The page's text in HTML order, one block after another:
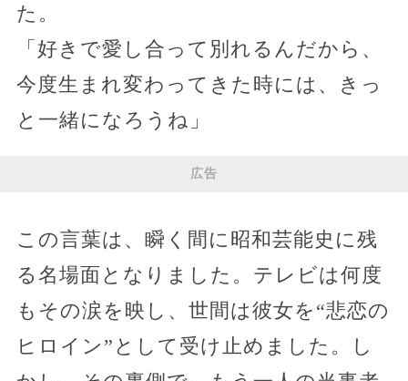
た。
「好きで愛し合って別れるんだから、
今度生まれ変わってきた時には、きっ
と一緒になろうね」
広告
この言葉は、瞬く間に昭和芸能史に残
る名場面となりました。テレビは何度
もその涙を映し、世間は彼女を“悲恋の
ヒロイン”として受け止めました。し